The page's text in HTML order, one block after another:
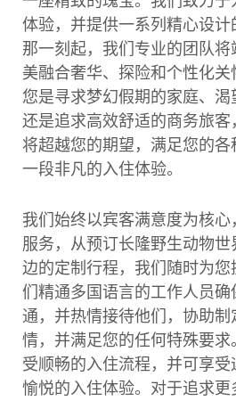
体验，并提供一系列精心设
那一刻起，我们专业的团队
美融合奢华、探险和个性化
您是寻求梦幻假期的家庭、渴
还是追求高效舒适的商务旅
将超越您的期望，满足您的
一段非凡的入住体验。
我们始终以宾客满意度为核
服务，从预订长隆野生动物
边的定制行程，我们随时为
们精通多国语言的工作人员
通，并热情接待他们，协助
情，并满足您的任何特殊要
受顺畅的入住流程，并可享
愉悦的入住体验。对于追求